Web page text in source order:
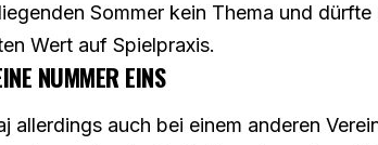
Sommer kein Thema und
Wert auf Spielpraxis.
NUMMER EINS
allerdings auch bei einem anderen